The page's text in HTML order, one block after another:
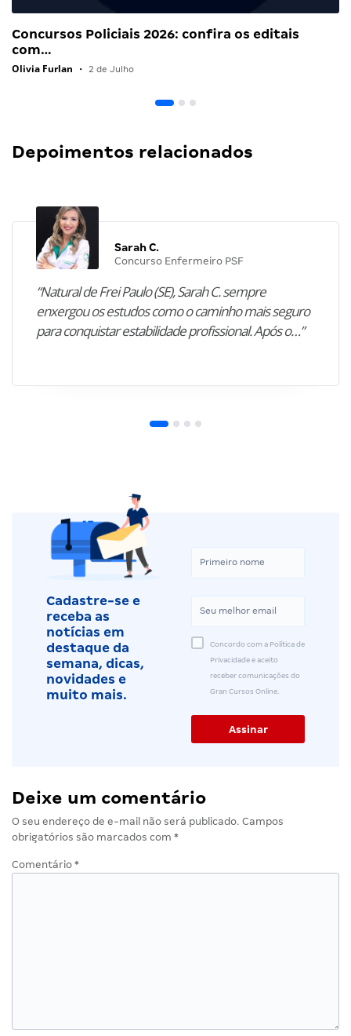
Concursos Policiais 2026: confira os editais
com…
Olivia Furlan • 2 de Julho
Depoimentos relacionados
Sarah C.
Concurso Enfermeiro PSF
“Natural de Frei Paulo (SE), Sarah C. sempre
enxergou os estudos como o caminho mais seguro
para conquistar estabilidade profissional. Após o…”
Cadastre-se e
receba as
notícias em
destaque da
semana, dicas,
novidades e
muito mais.
Concordo com a Política de
Privacidade e aceito
receber comunicações do
Gran Cursos Online.
Deixe um comentário
O seu endereço de e-mail não será publicado. Campos
obrigatórios são marcados com *
Comentário *